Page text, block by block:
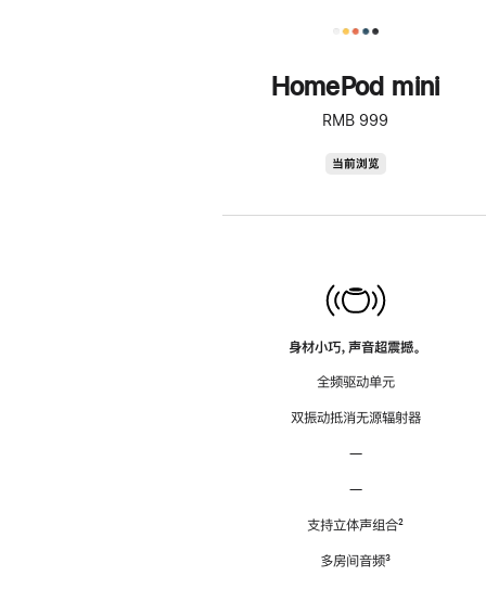
HomePod mini
RMB 999
当前浏览
身材小巧，声音超震撼。
全频驱动单元
双振动抵消无源辐射器
—
—
支持立体声组合脚
²
多房间音频脚
³